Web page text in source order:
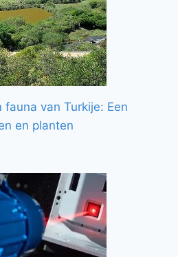
van Turkije: Een
en planten